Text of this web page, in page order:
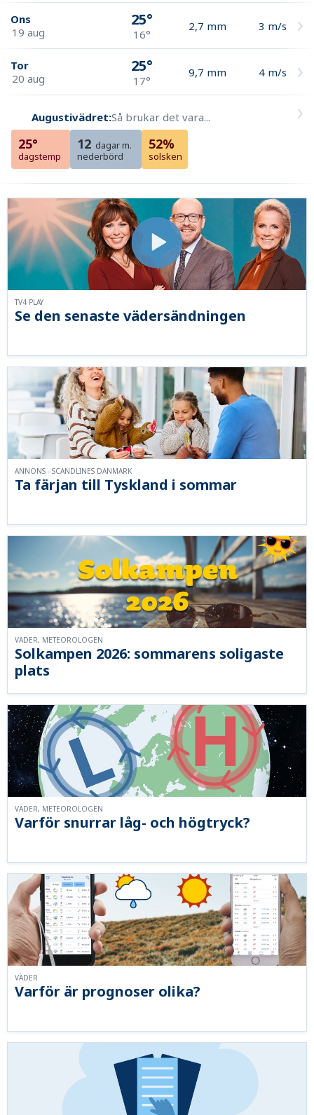
Ons
19 aug
25°
16°
2,7 mm 3 m/s
Tor
20 aug
25°
17°
9,7 mm 4 m/s
Augustivädret:Så brukar det vara...
25°
dagstemp
12 dagar m.
nederbörd
52%
solsken
Se den senaste vädersändningen
TV4 PLAY
Ta färjan till Tyskland i sommar
ANNONS - SCANDLINES DANMARK
Solkampen 2026: sommarens soligaste
plats
VÄDER, METEOROLOGEN
Varför snurrar låg- och högtryck?
VÄDER, METEOROLOGEN
Varför är prognoser olika?
VÄDER